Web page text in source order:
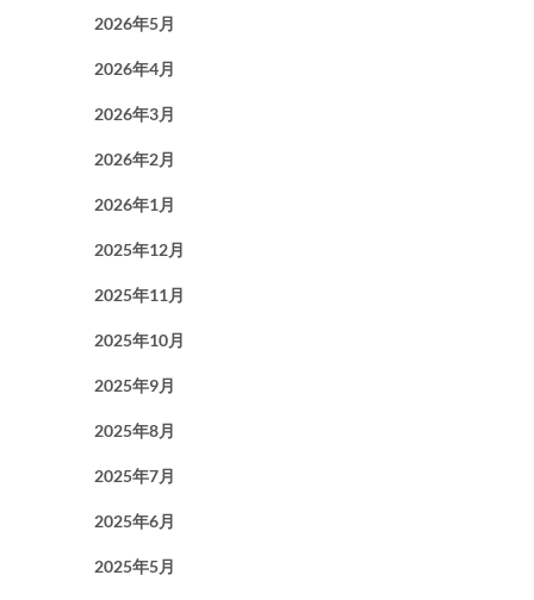
2026年5月
2026年4月
2026年3月
2026年2月
2026年1月
2025年12月
2025年11月
2025年10月
2025年9月
2025年8月
2025年7月
2025年6月
2025年5月